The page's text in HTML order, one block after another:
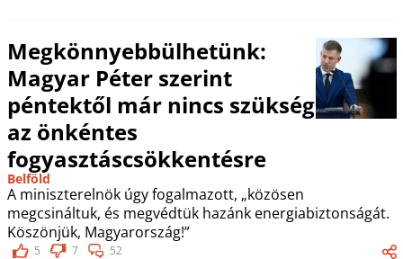
Megkönnyebbülhetünk:
Magyar Péter szerint
péntektől már nincs szükség
az önkéntes
fogyasztáscsökkentésre
Belföld
A miniszterelnök úgy fogalmazott, „közösen
megcsináltuk, és megvédtük hazánk energiabiztonságát.
Köszönjük, Magyarország!”
5 7 52